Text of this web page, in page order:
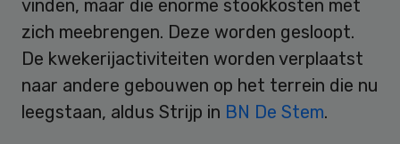
vinden, maar die enorme stookkosten met
zich meebrengen. Deze worden gesloopt.
De kwekerijactiviteiten worden verplaatst
naar andere gebouwen op het terrein die nu
leegstaan, aldus Strijp in BN De Stem.